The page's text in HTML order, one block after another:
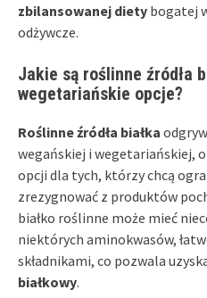
zbilansowanej diety bogatej
odżywcze.
Jakie są roślinne źródła
wegetariańskie opcje?
Roślinne źródła białka
wegańskiej i wegetariańskiej,
opcji dla tych, którzy chcą
zrezygnować z produktów
białko roślinne może mieć
niektórych aminokwasów,
składnikami, co pozwala
białkowy.